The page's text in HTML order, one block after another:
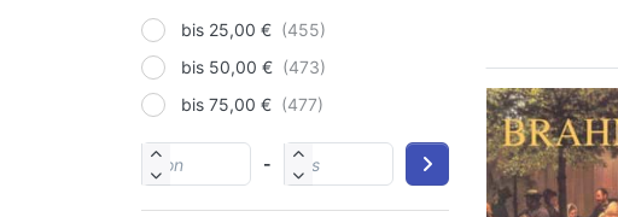
bis 25,00 €
bis 50,00 €
bis 75,00 €
-